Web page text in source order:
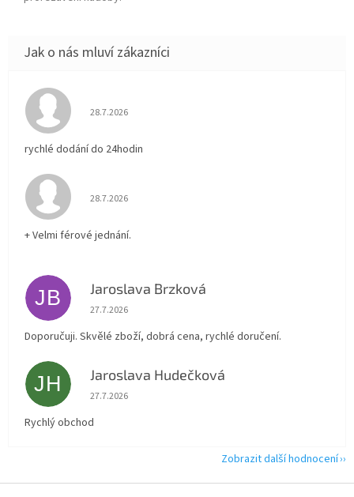
Hodnocení obchodu je 5 z 5 hvězdiček.
28.7.2026
rychlé dodání do 24hodin
Hodnocení obchodu je 5 z 5 hvězdiček.
28.7.2026
+ Velmi férové jednání.
JB Jaroslava Brzková
Hodnocení obchodu je 5 z 5 hvězdiček.
27.7.2026
Doporučuji. Skvělé zboží, dobrá cena, rychlé doručení.
JH Jaroslava Hudečková
Hodnocení obchodu je 5 z 5 hvězdiček.
27.7.2026
Rychlý obchod
Zobrazit další hodnocení